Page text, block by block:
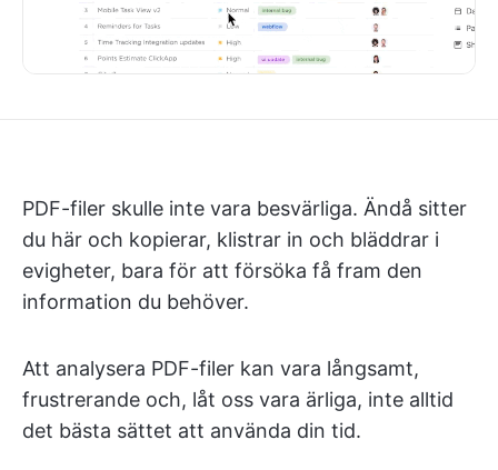
PDF-filer skulle inte vara besvärliga. Ändå sitter
du här och kopierar, klistrar in och bläddrar i
evigheter, bara för att försöka få fram den
information du behöver.
Att analysera PDF-filer kan vara långsamt,
frustrerande och, låt oss vara ärliga, inte alltid
det bästa sättet att använda din tid.